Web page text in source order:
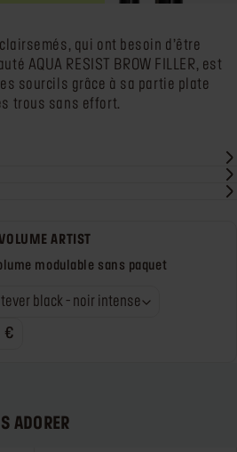
qui ont besoin d’être
AQUA RESIST BROW FILLER, est
sourcils grâce à sa partie plate
trous sans effort.
ARTIST
modulable sans paquet
black - noir intense
€
ADORER